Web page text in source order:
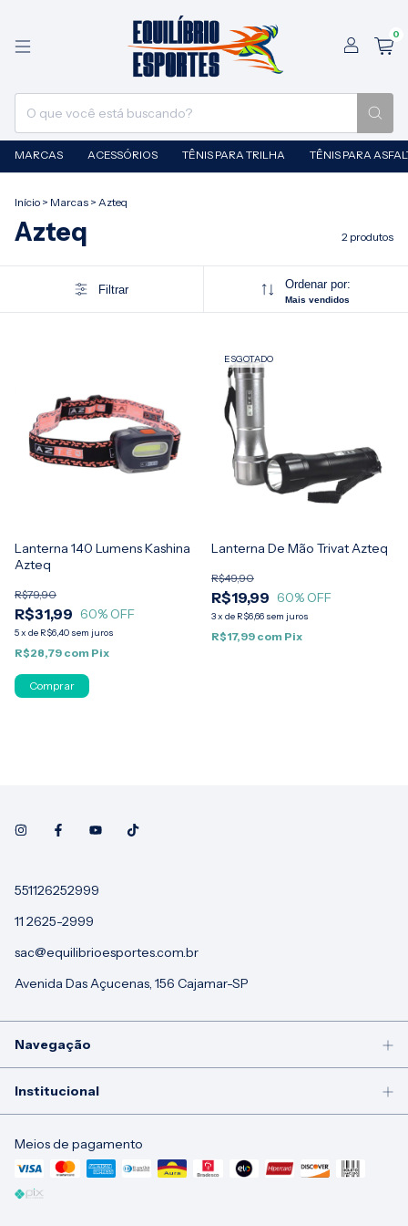
0
MARCAS ACESSÓRIOS TÊNIS PARA TRILHA TÊNIS PARA
Início > Marcas > Azteq
Azteq 2 produtos
Filtrar Ordenar por:
Mais vendidos
Lanterna 140 Lumens Kashina
Azteq
R$31,99
R$79,90
60% OFF
5x de R$6,40 sem juros
R$28,79 com Pix
ESGOTADO
Lanterna De Mão Trivat Azteq
R$19,99
R$49,90
60% OFF
3x de R$6,66 sem juros
R$17,99 com Pix
551126252999
11 2625-2999
sac@equilibrioesportes.com.br
Avenida Das Açucenas, 156 Cajamar-SP
Navegação
Institucional
Meios de pagamento